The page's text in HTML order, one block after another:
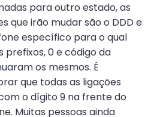
para outro estado, as
que irão mudar são o DDD e
específico para o qual
prefixos, 0 e código da
os mesmos. É
que todas as ligações
o dígito 9 na frente do
Muitas pessoas ainda